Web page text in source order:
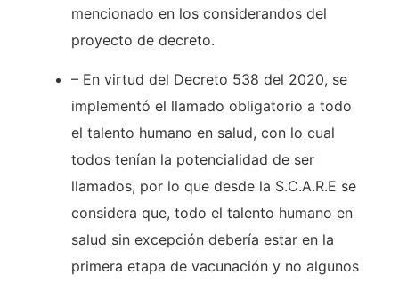
mencionado en los considerandos del
proyecto de decreto.
– En virtud del Decreto 538 del 2020, se
implementó el llamado obligatorio a todo
el talento humano en salud, con lo cual
todos tenían la potencialidad de ser
llamados, por lo que desde la S.C.A.R.E se
considera que, todo el talento humano en
salud sin excepción debería estar en la
primera etapa de vacunación y no algunos